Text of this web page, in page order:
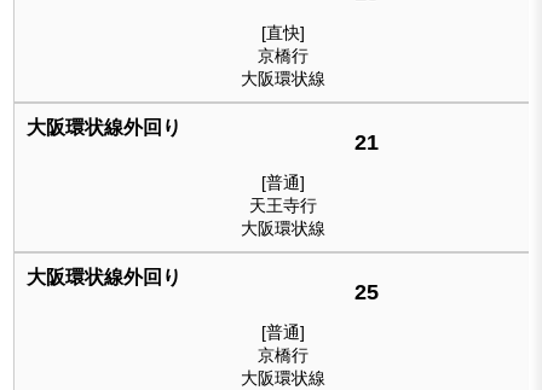
[直快]
京橋行
大阪環状線
21
[普通]
天王寺行
大阪環状線
25
[普通]
京橋行
大阪環状線